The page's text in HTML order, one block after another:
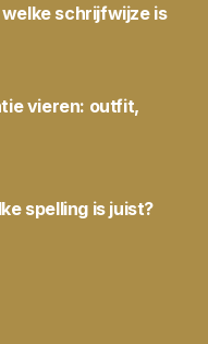
schrijfwijze is
vieren: outfit,
spelling is juist?